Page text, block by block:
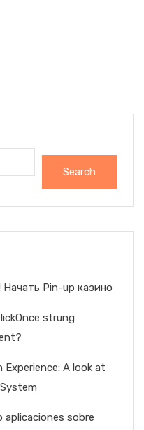
Search
Pin-up казино
strung
A look at
sobre